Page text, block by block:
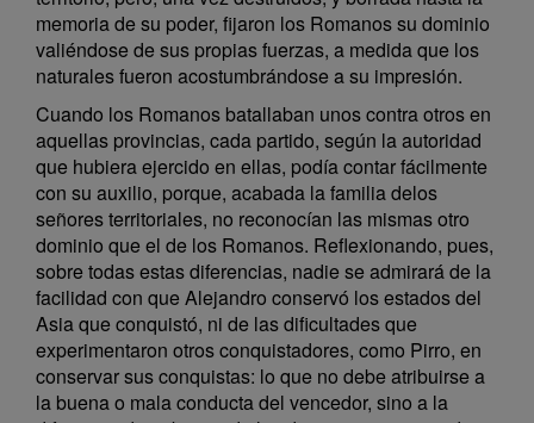
memoria de su poder, fijaron los Romanos su dominio
valiéndose de sus propias fuerzas, a medida que los
naturales fueron acostumbrándose a su impresión.
Cuando los Romanos batallaban unos contra otros en
aquellas provincias, cada partido, según la autoridad
que hubiera ejercido en ellas, podía contar fácilmente
con su auxilio, porque, acabada la familia delos
señores territoriales, no reconocían las mismas otro
dominio que el de los Romanos. Reflexionando, pues,
sobre todas estas diferencias, nadie se admirará de la
facilidad con que Alejandro conservó los estados del
Asia que conquistó, ni de las dificultades que
experimentaron otros conquistadores, como Pirro, en
conservar sus conquistas: lo que no debe atribuirse a
la buena o mala conducta del vencedor, sino a la